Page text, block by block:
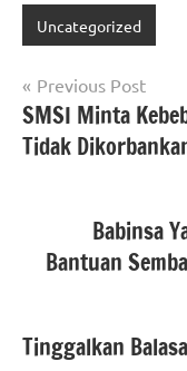
Uncategorized
Navigasi
pos
Previous Post
SMSI Minta
Tidak
Babinsa
Bantuan
Tinggalkan